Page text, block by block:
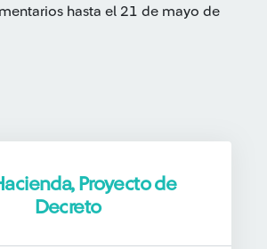
hasta el 21 de mayo de
Proyecto de
Decreto